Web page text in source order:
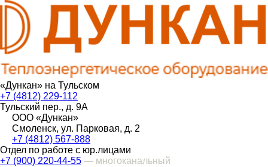
«Дункан» на Тульском
+7 (4812) 229-112
Тульский пер., д. 9А
ООО «Дункан»
Смоленск, ул. Парковая, д. 2
+7 (4812) 567-888
Отдел по работе с юр.лицами
+7 (900) 220-44-55 — многоканальный